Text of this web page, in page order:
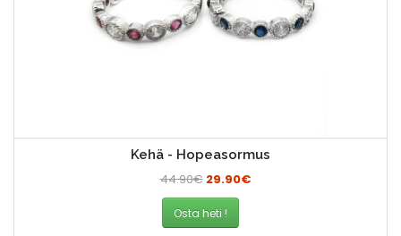
Kehä - Hopeasormus
44.90€ 29.90€
Osta heti !